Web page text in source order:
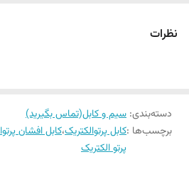
نظرات
دسته‌بندی: سیم و کابل(تماس بگیرید)
برچسب‌ها :کابل پرتوالکتریک،کابل افشان
پرتو الکتریک